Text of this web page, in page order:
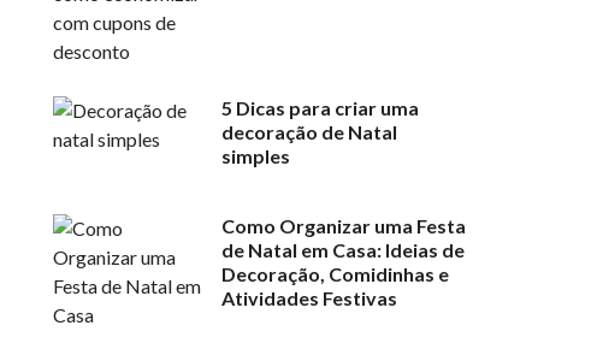
5 Dicas para criar uma
decoração de Natal
simples
Como Organizar uma Festa
de Natal em Casa: Ideias de
Decoração, Comidinhas e
Atividades Festivas